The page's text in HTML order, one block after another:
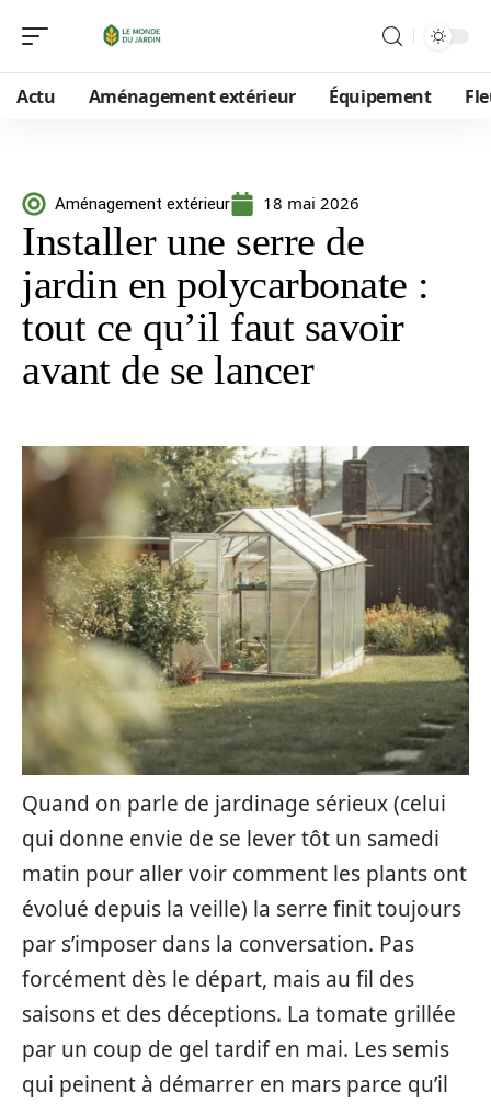
Actu Aménagement extérieur Équipement
Aménagement extérieur 18 mai 2026
Installer une serre de
jardin en polycarbonate :
tout ce qu’il faut savoir
avant de se lancer
Quand on parle de jardinage sérieux (celui
qui donne envie de se lever tôt un samedi
matin pour aller voir comment les plants ont
évolué depuis la veille) la serre finit toujours
par s’imposer dans la conversation. Pas
forcément dès le départ, mais au fil des
saisons et des déceptions. La tomate grillée
par un coup de gel tardif en mai. Les semis
qui peinent à démarrer en mars parce qu’il